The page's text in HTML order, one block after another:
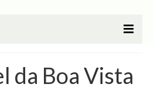
da Boa Vista